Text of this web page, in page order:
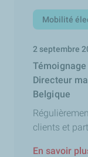
Mobilité
2 septembre
Directeur
Belgique
clients et
En savoir